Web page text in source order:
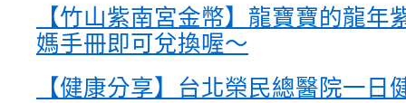
【竹山紫南宮金幣】龍寶寶的龍年
媽手冊即可兌換喔～
【健康分享】台北榮民總醫院一日